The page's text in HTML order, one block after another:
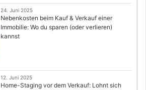
24. Juni 2025
Nebenkosten beim Kauf & Verkauf einer
Immobilie: Wo du sparen (oder verlieren)
kannst
12. Juni 2025
Home-Staging vor dem Verkauf: Lohnt sich